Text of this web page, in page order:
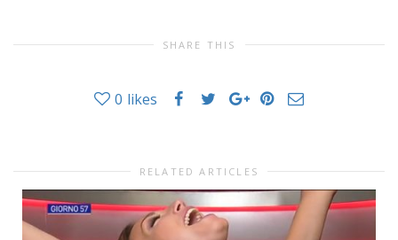
SHARE THIS
0 likes
RELATED ARTICLES